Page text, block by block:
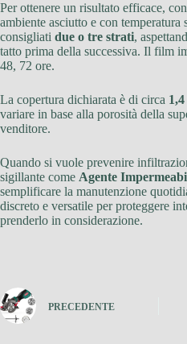
Per ottenere un risultato efficace,
ambiente asciutto e con
consigliati due o tre strati,
tatto prima della successiva. Il film
48, 72 ore.
La copertura dichiarata è di circa
variare in base alla porosità della
venditore.
Quando si vuole prevenire
sigillante come Agente
semplificare la manutenzione
discreto e versatile per proteggere
prenderlo in considerazione.
PRECEDENTE